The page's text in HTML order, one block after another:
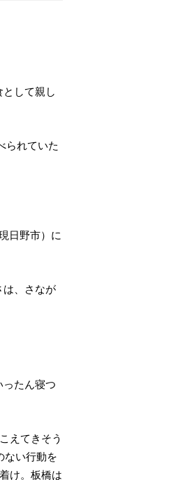
して親し
られていた
日野市）に
は、さなが
たん寝つ
えてきそう
ない行動を
け。板橋は